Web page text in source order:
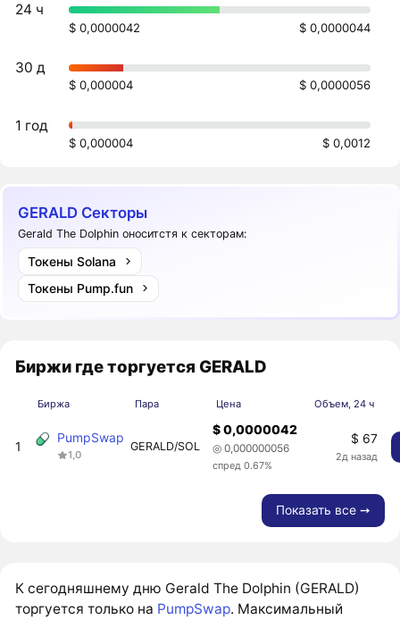
24 ч
$ 0,0000042 $ 0,0000044
30 д
$ 0,000004 $ 0,0000056
1 год
$ 0,000004 $ 0,0012
GERALD Секторы
Gerald The Dolphin оноситстя к секторам:
Токены Solana
Токены Pump.fun
Биржи где торгуется GERALD
Биржа Пара Цена Объем, 24 ч
1
PumpSwap
1,0
GERALD/SOL
$ 0,0000042
◎ 0,000000056
спред 0.67%
$ 67
2д назад
Показать все ➙
К сегодняшнему дню Gerald The Dolphin (GERALD)
торгуется только на PumpSwap. Максимальный